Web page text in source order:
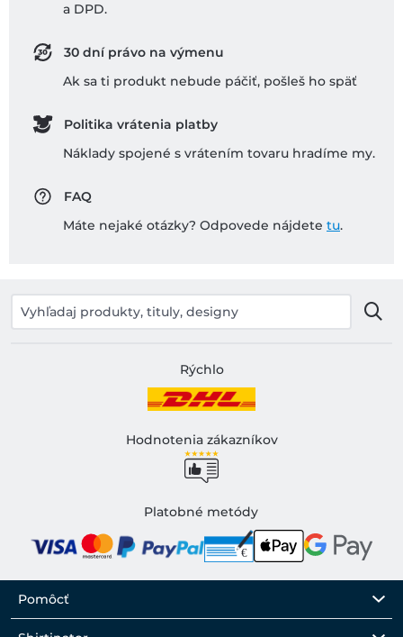
a DPD.
30 dní právo na výmenu
Ak sa ti produkt nebude páčiť, pošleš ho späť
Politika vrátenia platby
Náklady spojené s vrátením tovaru hradíme my.
FAQ
Máte nejaké otázky? Odpovede nájdete tu.
Rýchlo
Hodnotenia zákazníkov
Platobné metódy
Pomôcť